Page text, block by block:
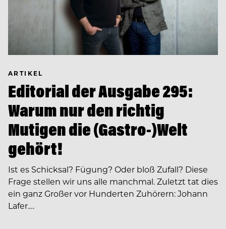
ARTIKEL
Editorial der Ausgabe 295:
Warum nur den richtig
Mutigen die (Gastro-)Welt
gehört!
Ist es Schicksal? Fügung? Oder bloß Zufall? Diese
Frage stellen wir uns alle manchmal. Zuletzt tat dies
ein ganz Großer vor Hunderten Zuhörern: Johann
Lafer.…